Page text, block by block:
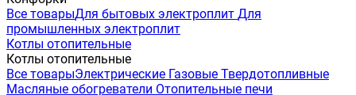
Все товарыДля бытовых электроплит Для
промышленных электроплит
Котлы отопительные
Котлы отопительные
Все товарыЭлектрические Газовые Твердотопливные
Масляные обогреватели Отопительные печи